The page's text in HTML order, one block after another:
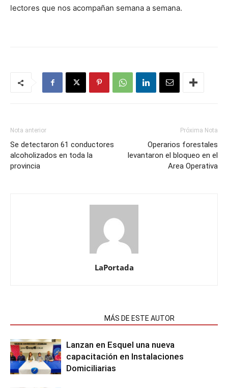
lectores que nos acompañan semana a semana.
Nota anterior
Se detectaron 61 conductores
alcoholizados en toda la
provincia
Próxima Nota
Operarios forestales
levantaron el bloqueo en el
Area Operativa
LaPortada
MÁS DE ESTE AUTOR
Lanzan en Esquel una nueva
capacitación en Instalaciones
Domiciliarias